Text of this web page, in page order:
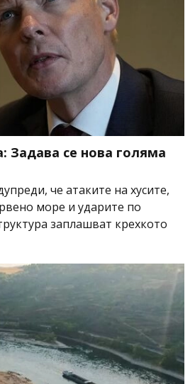
Задава се нова голяма
че атаките на хусите,
море и ударите по
заплашват крехкото